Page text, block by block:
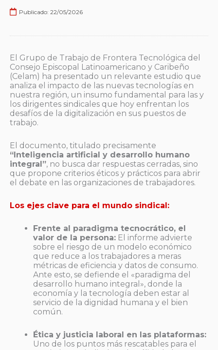
Publicado: 22/05/2026
El Grupo de Trabajo de Frontera Tecnológica del
Consejo Episcopal Latinoamericano y Caribeño
(Celam) ha presentado un relevante estudio que
analiza el impacto de las nuevas tecnologías en
nuestra región, un insumo fundamental para las y
los dirigentes sindicales que hoy enfrentan los
desafíos de la digitalización en sus puestos de
trabajo.
El documento, titulado precisamente
“Inteligencia artificial y desarrollo humano
integral”, no busca dar respuestas cerradas, sino
que propone criterios éticos y prácticos para abrir
el debate en las organizaciones de trabajadores.
Los ejes clave para el mundo sindical:
Frente al paradigma tecnocrático, el
valor de la persona: El informe advierte
sobre el riesgo de un modelo económico
que reduce a los trabajadores a meras
métricas de eficiencia y datos de consumo.
Ante esto, se defiende el «paradigma del
desarrollo humano integral», donde la
economía y la tecnología deben estar al
servicio de la dignidad humana y el bien
común.
Ética y justicia laboral en las plataformas:
Uno de los puntos más rescatables para el